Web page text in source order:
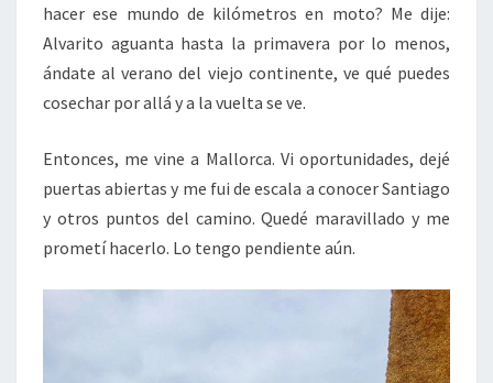
hacer ese mundo de kilómetros en moto? Me dije:
Alvarito aguanta hasta la primavera por lo menos,
ándate al verano del viejo continente, ve qué puedes
cosechar por allá y a la vuelta se ve.
Entonces, me vine a Mallorca. Vi oportunidades, dejé
puertas abiertas y me fui de escala a conocer Santiago
y otros puntos del camino. Quedé maravillado y me
prometí hacerlo. Lo tengo pendiente aún.